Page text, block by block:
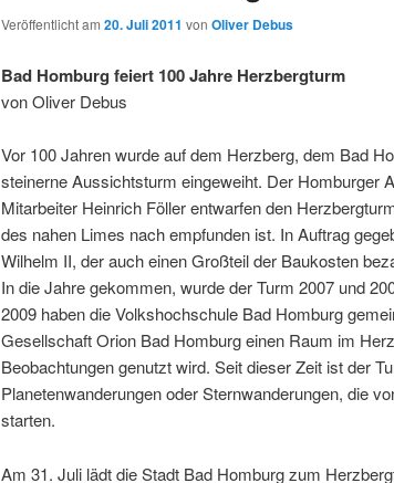
Veröffentlicht am 20. Juli 2011 von Oliver Debus
Bad Homburg feiert 100 Jahre Herzbergturm
von Oliver Debus
Vor 100 Jahren wurde auf dem Herzberg, dem Bad
steinerne Aussichtsturm eingeweiht. Der Homburger
Mitarbeiter Heinrich Föller entwarfen den
des nahen Limes nach empfunden ist. In Auftrag
Wilhelm II, der auch einen Großteil der Baukosten
In die Jahre gekommen, wurde der Turm 2007 und
2009 haben die Volkshochschule Bad Homburg
Gesellschaft Orion Bad Homburg einen Raum im
Beobachtungen genutzt wird. Seit dieser Zeit ist der
Planetenwanderungen oder Sternwanderungen, die
starten.
Am 31. Juli lädt die Stadt Bad Homburg zum